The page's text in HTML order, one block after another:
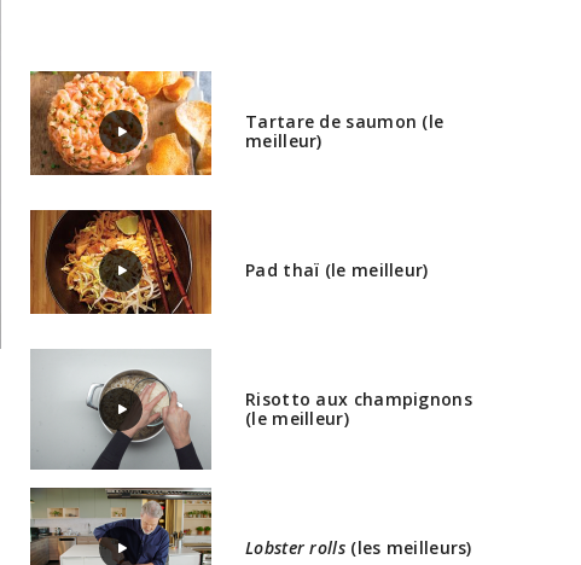
Tartare de saumon (le
meilleur)
Pad thaï (le meilleur)
Risotto aux champignons
(le meilleur)
Lobster rolls(les meilleurs)